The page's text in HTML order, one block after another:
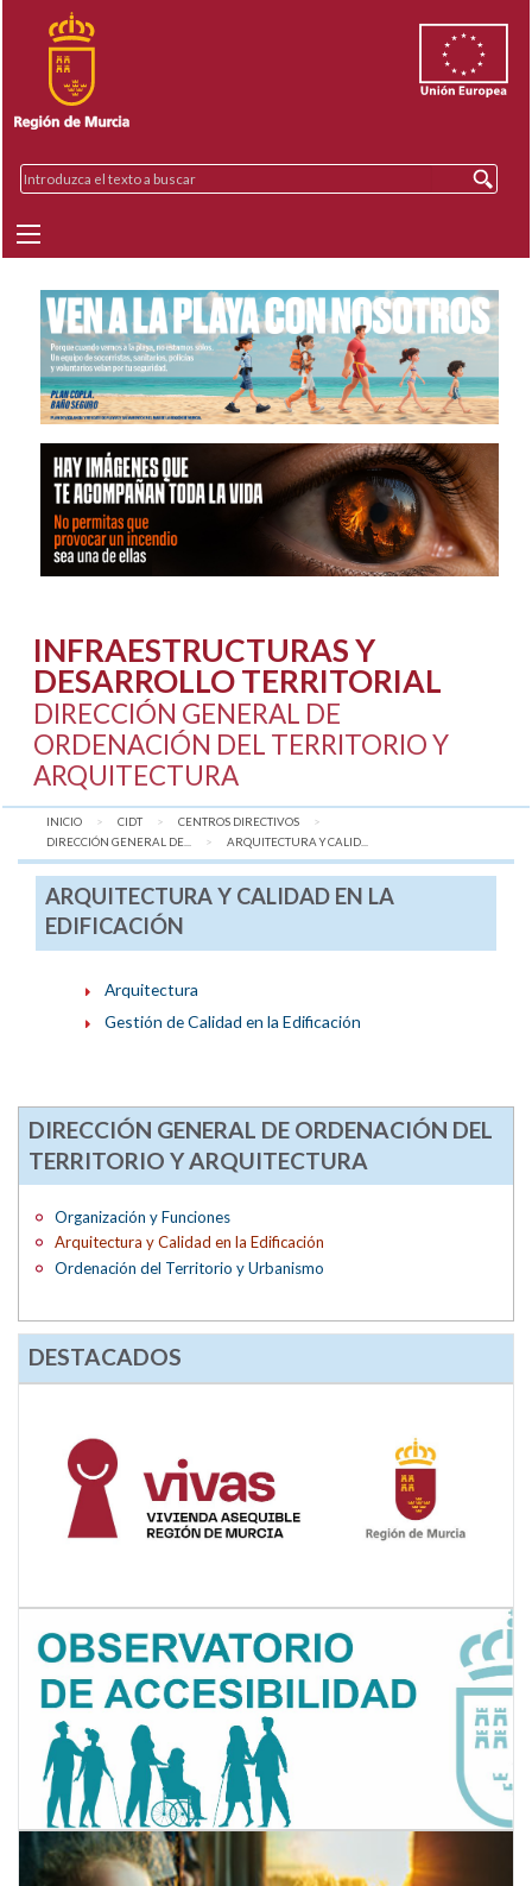
INFRAESTRUCTURAS Y
DESARROLLO TERRITORIAL
DIRECCIÓN GENERAL DE
ORDENACIÓN DEL TERRITORIO Y
ARQUITECTURA
INICIO CIDT
CENTROS DIRECTIVOS
DIRECCIÓN GENERAL DE...
AQUÍ:
ARQUITECTURA Y CALID...
ARQUITECTURA Y CALIDAD EN LA
EDIFICACIÓN
Arquitectura
Gestión de Calidad en la Edificación
DIRECCIÓN GENERAL DE ORDENACIÓN DEL
TERRITORIO Y ARQUITECTURA
Organización y Funciones
Arquitectura y Calidad en la Edificación
Ordenación del Territorio y Urbanismo
DESTACADOS